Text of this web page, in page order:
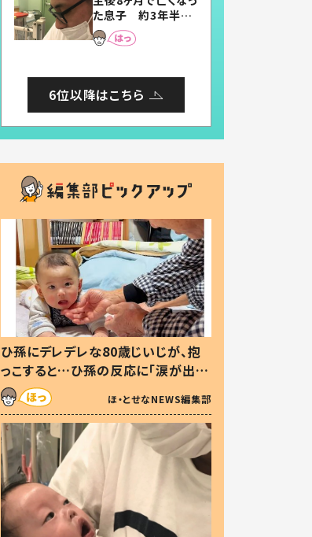
れる」
た息子 約3年半
後、当時の妻の日記
に書いてあった本音
6位以降はこちら
ひ孫にデレデレな80歳じいじが、抱
っこすると…ひ孫の反応に「涙が出ま
した」「可愛くて仕方ない」
ほ・とせなNEWS編集部